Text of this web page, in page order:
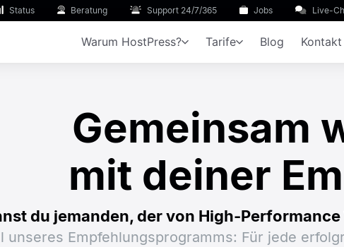
Status Beratung Support 24/7/365 Jobs Live-
Warum HostPress? Tarife Blog Kontakt
Gemeinsam
mit deiner
du jemanden, der von High-
unseres Empfehlungsprogramms: Für jede